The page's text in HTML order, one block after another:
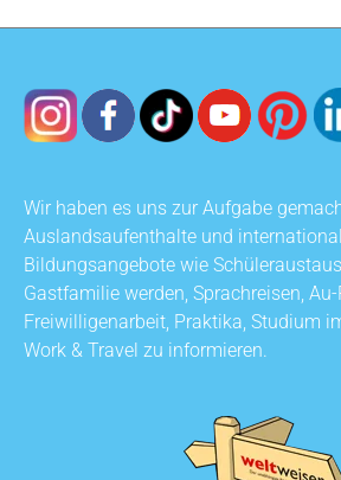
Wir haben es uns zur Aufgabe
Auslandsaufenthalte und
Bildungsangebote wie
Gastfamilie werden, Sprachreisen, Au-
Freiwilligenarbeit, Praktika, Studium
Work & Travel zu informieren.